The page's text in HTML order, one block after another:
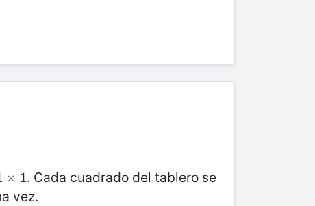
× 1
×1
. Cada cuadrado del tablero se
vez.